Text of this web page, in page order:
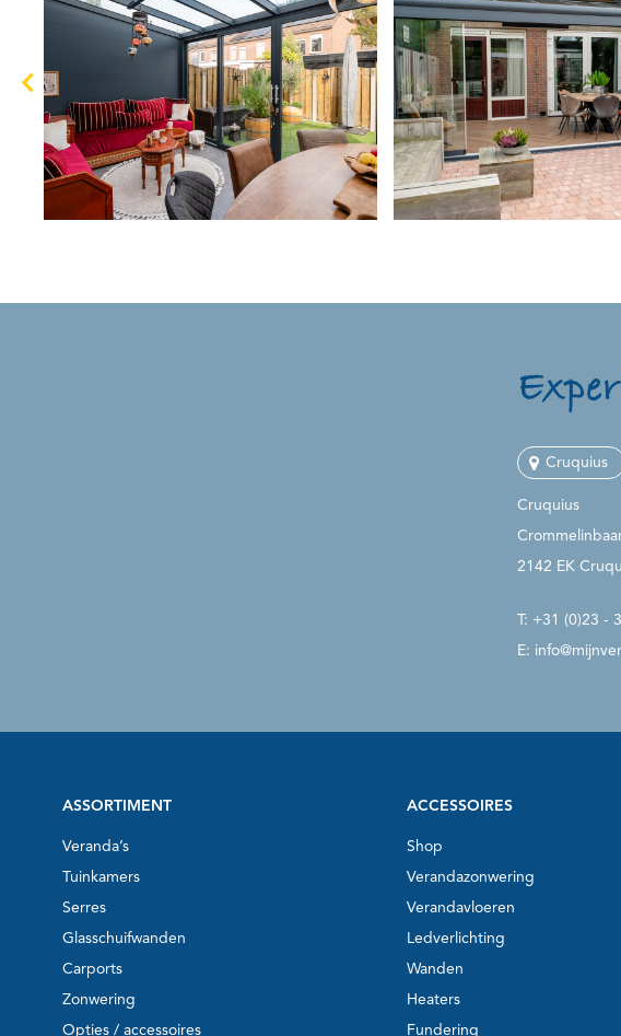
Cruquius
Cruquius
2142 EK
T: +31 (0)23 -
E:
ASSORTIMENT
Veranda’s
Tuinkamers
Serres
Glasschuifwanden
Carports
Zonwering
Opties / accessoires
ACCESSOIRES
Shop
Verandazonwering
Verandavloeren
Ledverlichting
Wanden
Heaters
Fundering